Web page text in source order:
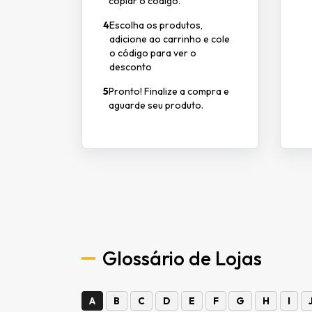
4Escolha os produtos,
adicione ao carrinho e cole
o código para ver o
desconto
5Pronto! Finalize a compra e
aguarde seu produto.
Glossário de Lojas
A B C D E F G H I J